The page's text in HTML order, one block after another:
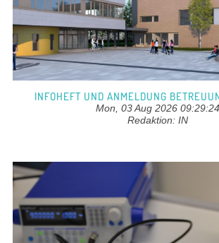
INFOHEFT UND ANMELDUNG
Mon, 03 Aug 2026 09:29:24
Redaktion: IN